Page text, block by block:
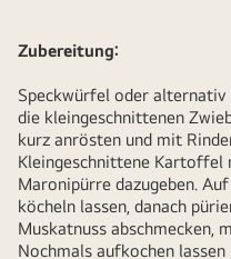
Zubereitung:
Speckwürfel oder alternativ
die kleingeschnittenen
kurz anrösten und mit
Kleingeschnittene Kartoffel
Maronipürre dazugeben.
köcheln lassen, danach
Muskatnuss abschmecken,
Nochmals aufkochen